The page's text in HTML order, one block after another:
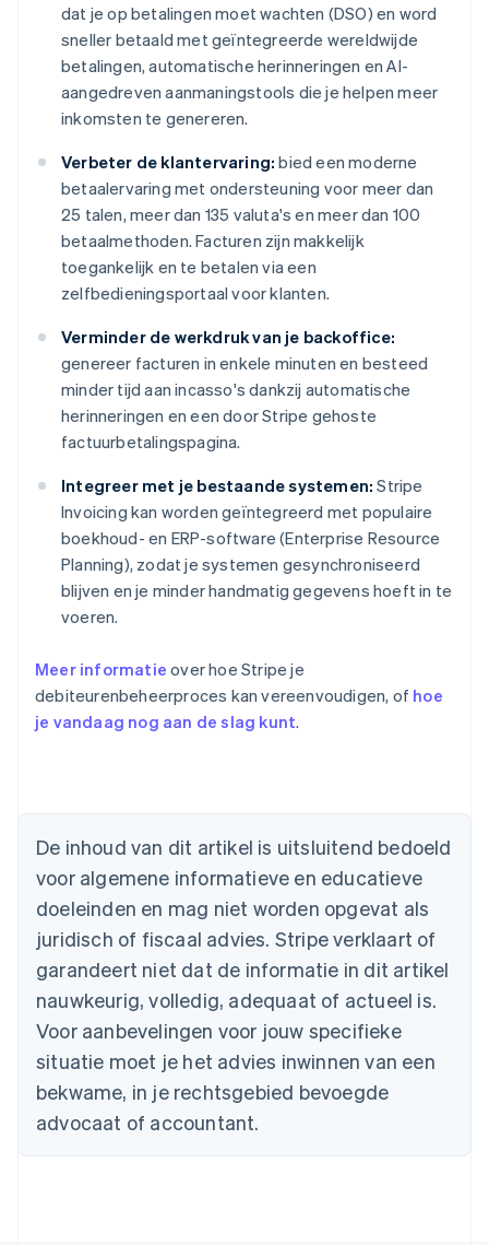
dat je op betalingen moet wachten (DSO) en word
sneller betaald met geïntegreerde wereldwijde
betalingen, automatische herinneringen en AI-
aangedreven aanmaningstools die je helpen meer
inkomsten te genereren.
Verbeter de klantervaring: bied een moderne
betaalervaring met ondersteuning voor meer dan
25 talen, meer dan 135 valuta's en meer dan 100
betaalmethoden. Facturen zijn makkelijk
toegankelijk en te betalen via een
zelfbedieningsportaal voor klanten.
Verminder de werkdruk van je backoffice:
genereer facturen in enkele minuten en besteed
minder tijd aan incasso's dankzij automatische
herinneringen en een door Stripe gehoste
factuurbetalingspagina.
Integreer met je bestaande systemen: Stripe
Invoicing kan worden geïntegreerd met populaire
boekhoud- en ERP-software (Enterprise Resource
Planning), zodat je systemen gesynchroniseerd
blijven en je minder handmatig gegevens hoeft in te
voeren.
Meer informatie over hoe Stripe je
debiteurenbeheerproces kan vereenvoudigen, of hoe
je vandaag nog aan de slag kunt.
De inhoud van dit artikel is uitsluitend bedoeld
voor algemene informatieve en educatieve
doeleinden en mag niet worden opgevat als
juridisch of fiscaal advies. Stripe verklaart of
garandeert niet dat de informatie in dit artikel
nauwkeurig, volledig, adequaat of actueel is.
Voor aanbevelingen voor jouw specifieke
situatie moet je het advies inwinnen van een
bekwame, in je rechtsgebied bevoegde
advocaat of accountant.
Australië
English
België
NederlandsFrançaisDeutschEnglish
Brazilië
Bulgarije
English
Canada
EnglishFrançais
Cyprus
English
English
Duitsland